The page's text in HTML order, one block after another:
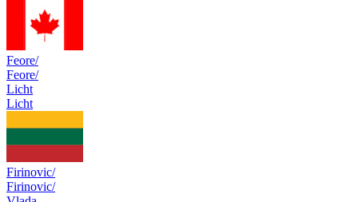
Feore/
Feore/
Licht
Licht
Firinovic/
Firinovic/